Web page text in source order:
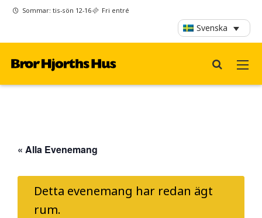
Sommar: tis-sön 12-16 Fri entré
Svenska
« Alla Evenemang
Detta evenemang har redan ägt
rum.